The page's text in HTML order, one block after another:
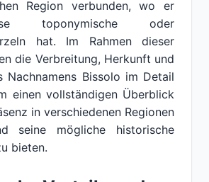
Region verbunden, wo er
toponymische oder
hat. Im Rahmen dieser
die Verbreitung, Herkunft und
Nachnamens Bissolo im Detail
einen vollständigen Überblick
in verschiedenen Regionen
seine mögliche historische
bieten.